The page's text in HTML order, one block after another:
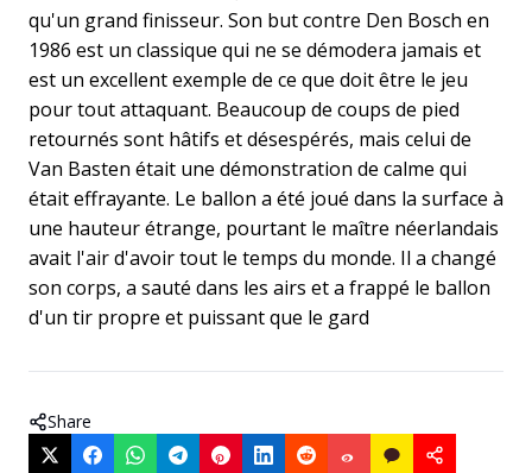
qu'un grand finisseur. Son but contre Den Bosch en
1986 est un classique qui ne se démodera jamais et
est un excellent exemple de ce que doit être le jeu
pour tout attaquant. Beaucoup de coups de pied
retournés sont hâtifs et désespérés, mais celui de
Van Basten était une démonstration de calme qui
était effrayante. Le ballon a été joué dans la surface à
une hauteur étrange, pourtant le maître néerlandais
avait l'air d'avoir tout le temps du monde. Il a changé
son corps, a sauté dans les airs et a frappé le ballon
d'un tir propre et puissant que le gard
Share